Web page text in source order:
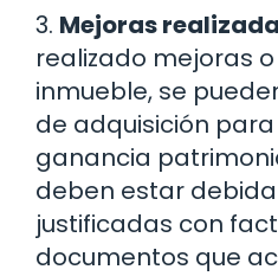
3. Mejoras
realizado mejoras
inmueble, se
de adquisición
ganancia
deben estar
justificadas con
documentos que